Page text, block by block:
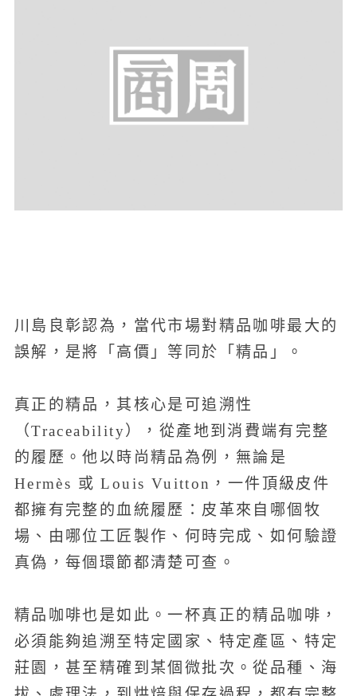
川島良彰認為，當代市場對精品咖啡最大的
誤解，是將「高價」等同於「精品」。
真正的精品，其核心是可追溯性
（Traceability），從產地到消費端有完整
的履歷。他以時尚精品為例，無論是
Hermès 或 Louis Vuitton，一件頂級皮件
都擁有完整的血統履歷：皮革來自哪個牧
場、由哪位工匠製作、何時完成、如何驗證
真偽，每個環節都清楚可查。
精品咖啡也是如此。一杯真正的精品咖啡，
必須能夠追溯至特定國家、特定產區、特定
莊園，甚至精確到某個微批次。從品種、海